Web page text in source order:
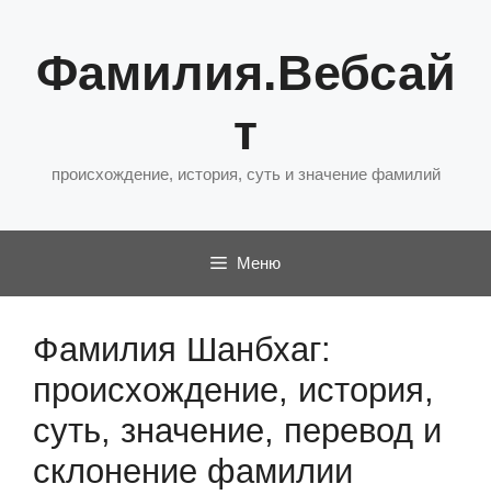
содержимому
Фамилия.Вебсай
т
происхождение, история, суть и значение фамилий
Меню
Фамилия Шанбхаг:
происхождение, история,
суть, значение, перевод и
склонение фамилии